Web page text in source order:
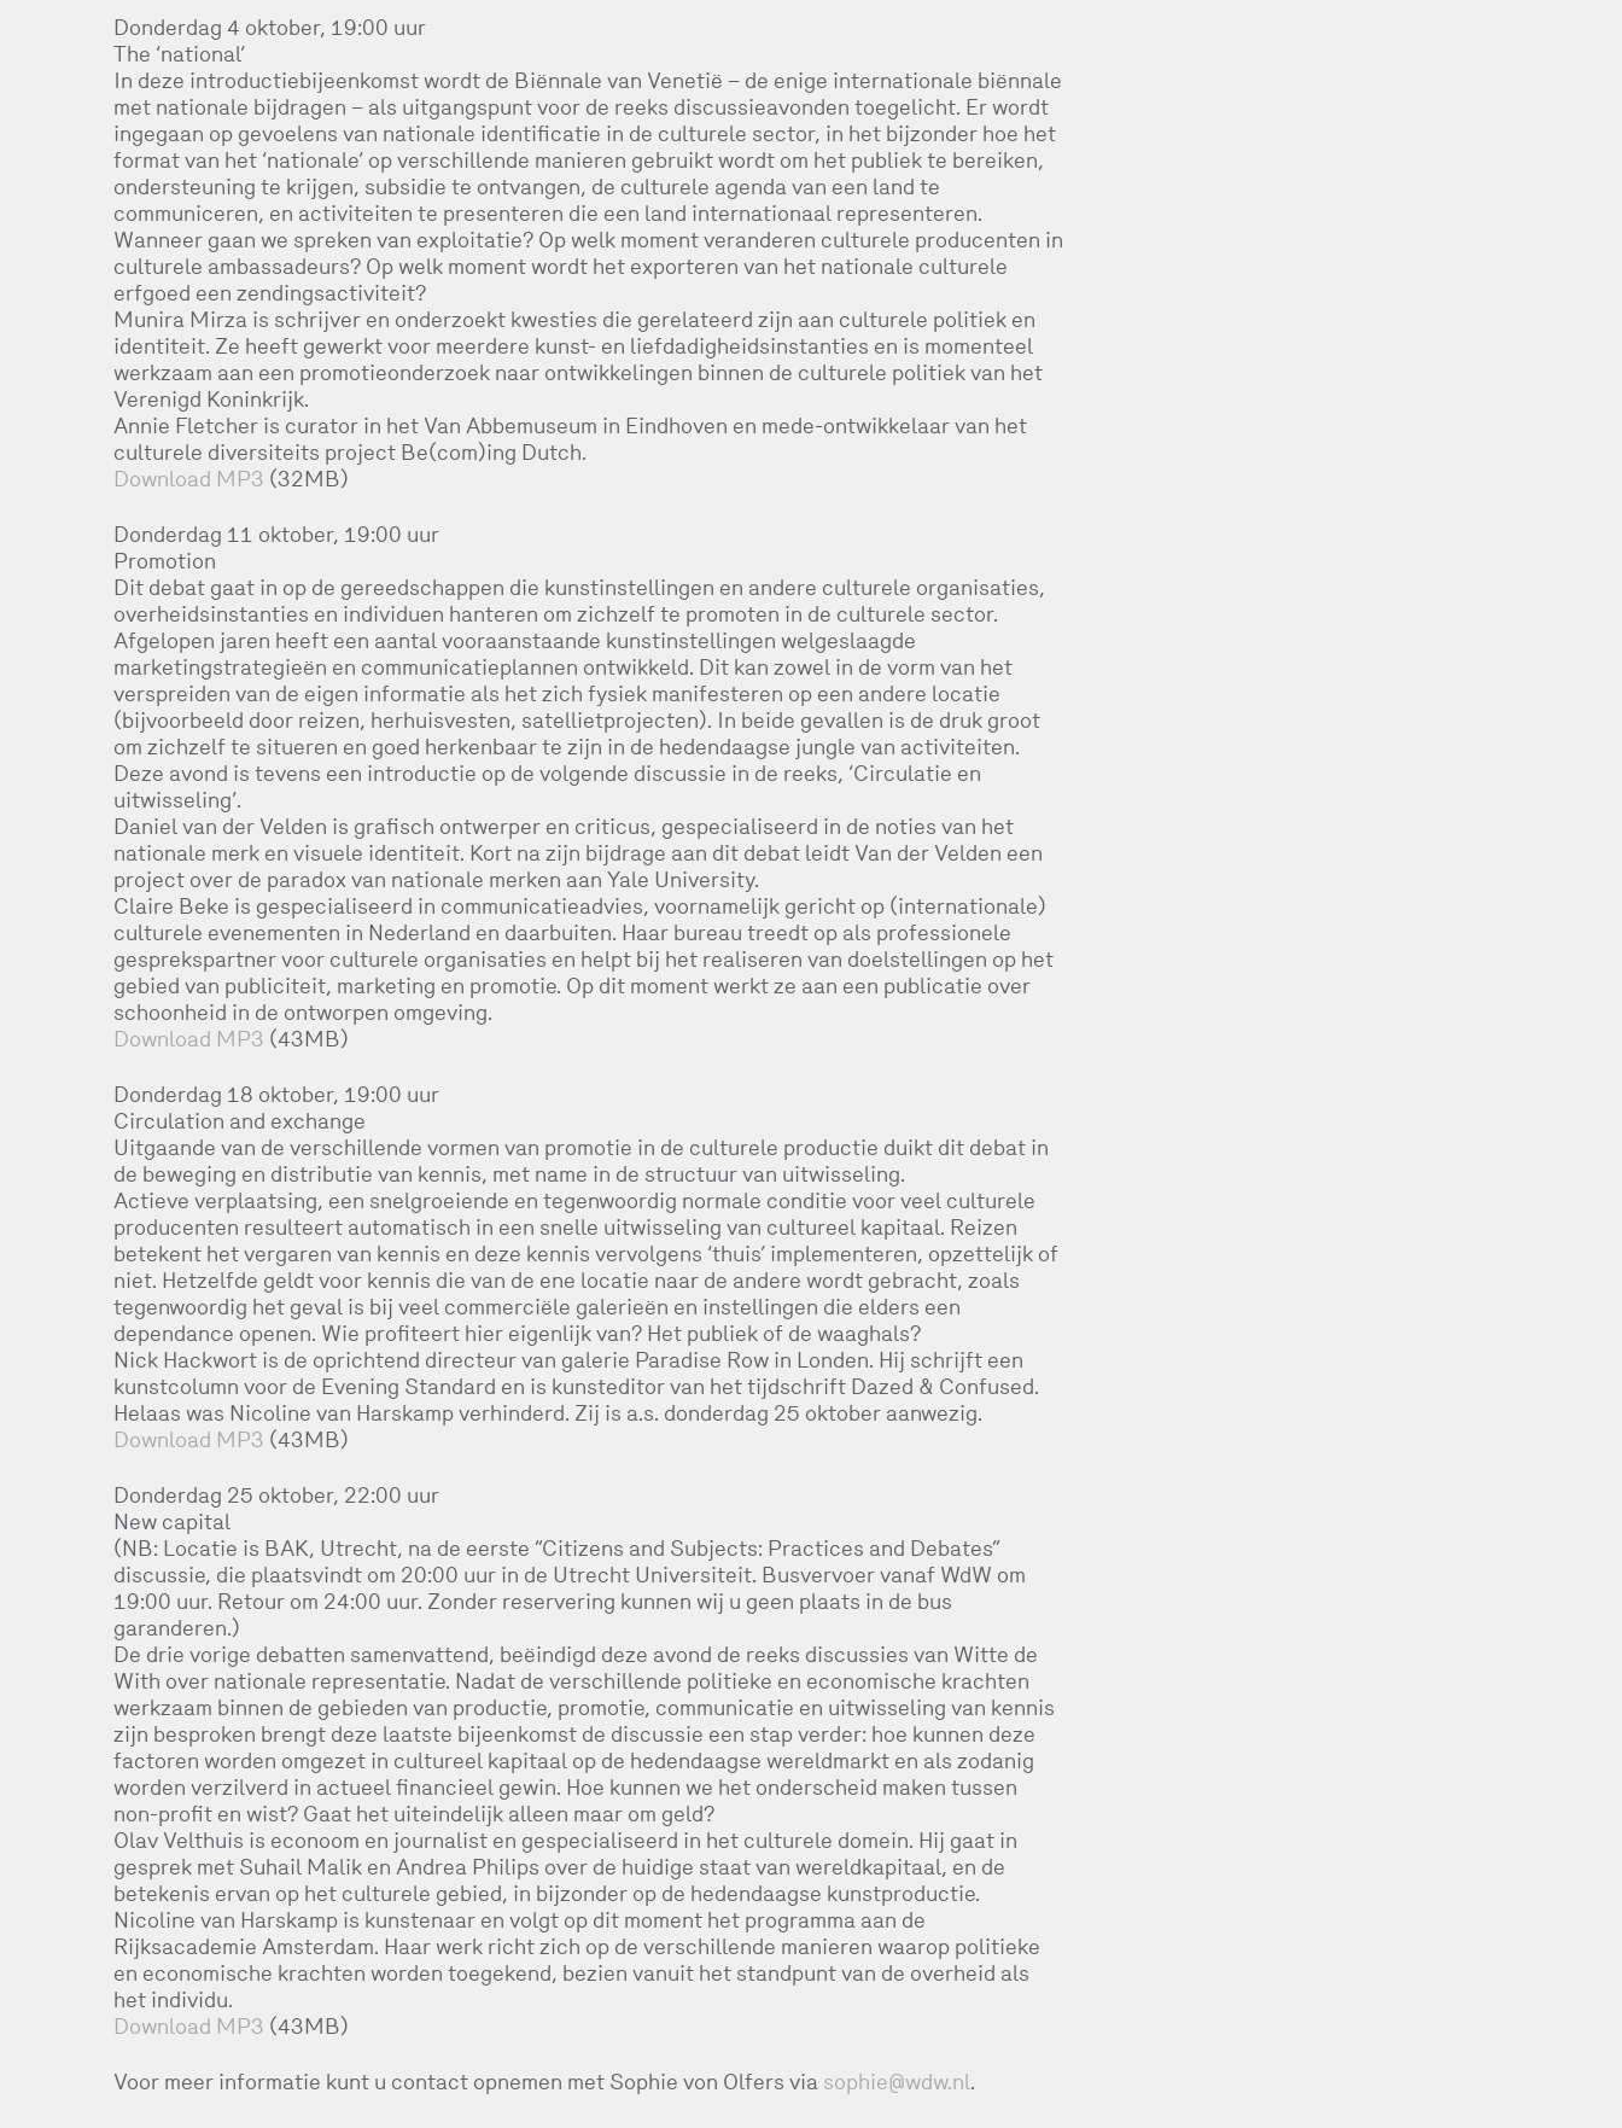
Donderdag 4 oktober, 19:00 uur
The ‘national’
In deze introductiebijeenkomst wordt de Biënnale van Venetië – de enige internationale biënnale
met nationale bijdragen – als uitgangspunt voor de reeks discussieavonden toegelicht. Er wordt
ingegaan op gevoelens van nationale identificatie in de culturele sector, in het bijzonder hoe het
format van het ‘nationale’ op verschillende manieren gebruikt wordt om het publiek te bereiken,
ondersteuning te krijgen, subsidie te ontvangen, de culturele agenda van een land te
communiceren, en activiteiten te presenteren die een land internationaal representeren.
Wanneer gaan we spreken van exploitatie? Op welk moment veranderen culturele producenten in
culturele ambassadeurs? Op welk moment wordt het exporteren van het nationale culturele
erfgoed een zendingsactiviteit?
Munira Mirza is schrijver en onderzoekt kwesties die gerelateerd zijn aan culturele politiek en
identiteit. Ze heeft gewerkt voor meerdere kunst- en liefdadigheidsinstanties en is momenteel
werkzaam aan een promotieonderzoek naar ontwikkelingen binnen de culturele politiek van het
Verenigd Koninkrijk.
Annie Fletcher is curator in het Van Abbemuseum in Eindhoven en mede-ontwikkelaar van het
culturele diversiteits project Be(com)ing Dutch.
Download MP3 (32MB)
Donderdag 11 oktober, 19:00 uur
Promotion
Dit debat gaat in op de gereedschappen die kunstinstellingen en andere culturele organisaties,
overheidsinstanties en individuen hanteren om zichzelf te promoten in de culturele sector.
Afgelopen jaren heeft een aantal vooraanstaande kunstinstellingen welgeslaagde
marketingstrategieën en communicatieplannen ontwikkeld. Dit kan zowel in de vorm van het
verspreiden van de eigen informatie als het zich fysiek manifesteren op een andere locatie
(bijvoorbeeld door reizen, herhuisvesten, satellietprojecten). In beide gevallen is de druk groot
om zichzelf te situeren en goed herkenbaar te zijn in de hedendaagse jungle van activiteiten.
Deze avond is tevens een introductie op de volgende discussie in de reeks, ‘Circulatie en
uitwisseling’.
Daniel van der Velden is grafisch ontwerper en criticus, gespecialiseerd in de noties van het
nationale merk en visuele identiteit. Kort na zijn bijdrage aan dit debat leidt Van der Velden een
project over de paradox van nationale merken aan Yale University.
Claire Beke is gespecialiseerd in communicatieadvies, voornamelijk gericht op (internationale)
culturele evenementen in Nederland en daarbuiten. Haar bureau treedt op als professionele
gesprekspartner voor culturele organisaties en helpt bij het realiseren van doelstellingen op het
gebied van publiciteit, marketing en promotie. Op dit moment werkt ze aan een publicatie over
schoonheid in de ontworpen omgeving.
Download MP3 (43MB)
Donderdag 18 oktober, 19:00 uur
Circulation and exchange
Uitgaande van de verschillende vormen van promotie in de culturele productie duikt dit debat in
de beweging en distributie van kennis, met name in de structuur van uitwisseling.
Actieve verplaatsing, een snelgroeiende en tegenwoordig normale conditie voor veel culturele
producenten resulteert automatisch in een snelle uitwisseling van cultureel kapitaal. Reizen
betekent het vergaren van kennis en deze kennis vervolgens ‘thuis’ implementeren, opzettelijk of
niet. Hetzelfde geldt voor kennis die van de ene locatie naar de andere wordt gebracht, zoals
tegenwoordig het geval is bij veel commerciële galerieën en instellingen die elders een
dependance openen. Wie profiteert hier eigenlijk van? Het publiek of de waaghals?
Nick Hackwort is de oprichtend directeur van galerie Paradise Row in Londen. Hij schrijft een
kunstcolumn voor de Evening Standard en is kunsteditor van het tijdschrift Dazed & Confused.
Helaas was Nicoline van Harskamp verhinderd. Zij is a.s. donderdag 25 oktober aanwezig.
Download MP3 (43MB)
Donderdag 25 oktober, 22:00 uur
New capital
(NB: Locatie is BAK, Utrecht, na de eerste “Citizens and Subjects: Practices and Debates”
discussie, die plaatsvindt om 20:00 uur in de Utrecht Universiteit. Busvervoer vanaf WdW om
19:00 uur. Retour om 24:00 uur. Zonder reservering kunnen wij u geen plaats in de bus
garanderen.)
De drie vorige debatten samenvattend, beëindigd deze avond de reeks discussies van Witte de
With over nationale representatie. Nadat de verschillende politieke en economische krachten
werkzaam binnen de gebieden van productie, promotie, communicatie en uitwisseling van kennis
zijn besproken brengt deze laatste bijeenkomst de discussie een stap verder: hoe kunnen deze
factoren worden omgezet in cultureel kapitaal op de hedendaagse wereldmarkt en als zodanig
worden verzilverd in actueel financieel gewin. Hoe kunnen we het onderscheid maken tussen
non-profit en wist? Gaat het uiteindelijk alleen maar om geld?
Olav Velthuis is econoom en journalist en gespecialiseerd in het culturele domein. Hij gaat in
gesprek met Suhail Malik en Andrea Philips over de huidige staat van wereldkapitaal, en de
betekenis ervan op het culturele gebied, in bijzonder op de hedendaagse kunstproductie.
Nicoline van Harskamp is kunstenaar en volgt op dit moment het programma aan de
Rijksacademie Amsterdam. Haar werk richt zich op de verschillende manieren waarop politieke
en economische krachten worden toegekend, bezien vanuit het standpunt van de overheid als
het individu.
Download MP3 (43MB)
Voor meer informatie kunt u contact opnemen met Sophie von Olfers via sophie@wdw.nl.